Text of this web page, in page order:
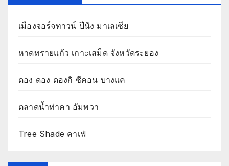
เมืองจอร์จทาวน์ ปีนัง มาเลเซีย
หาดทรายแก้ว เกาะเสม็ด จังหวัดระยอง
ดอง ดอง ดองกิ ซีคอน บางแค
ตลาดน้ำท่าคา อัมพวา
Tree Shade คาเฟ่